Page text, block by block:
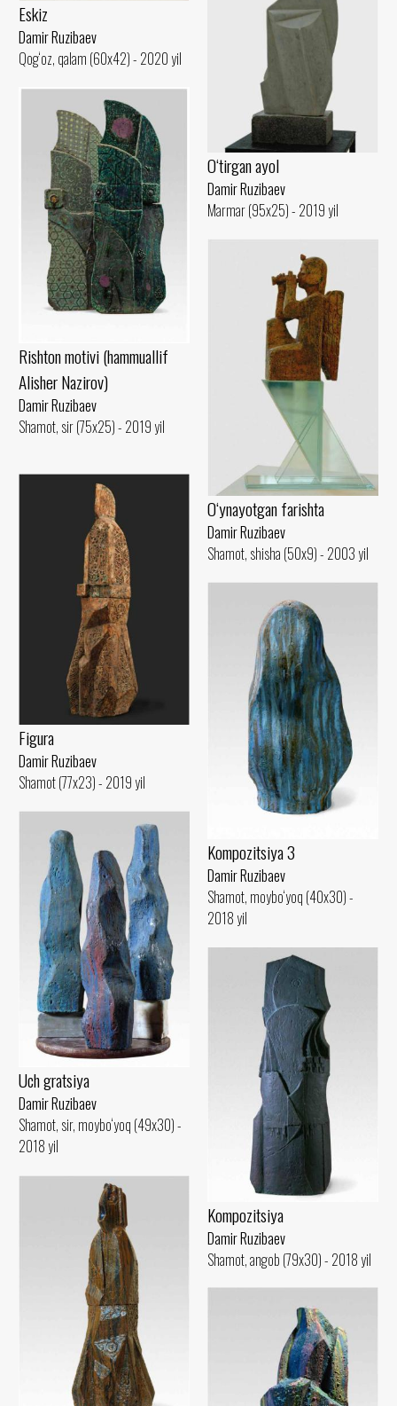
Eskiz
Damir Ruzibaev
Qog‘oz, qalam (60x42) - 2020 yil
O‘tirgan ayol
Damir Ruzibaev
Marmar (95x25) - 2019 yil
Rishton motivi (hammuallif
Alisher Nazirov)
Damir Ruzibaev
Shamot, sir (75x25) - 2019 yil
O‘ynayotgan farishta
Damir Ruzibaev
Shamot, shisha (50x9) - 2003 yil
Figura
Damir Ruzibaev
Shamot (77x23) - 2019 yil
Kompozitsiya 3
Damir Ruzibaev
Shamot, moybo‘yoq (40x30) -
2018 yil
Uch gratsiya
Damir Ruzibaev
Shamot, sir, moybo‘yoq (49x30) -
2018 yil
Kompozitsiya
Damir Ruzibaev
Shamot, angob (79x30) - 2018 yil